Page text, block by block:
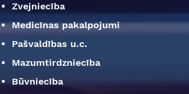
Zvejniecība
Medicīnas pakalpojumi
Pašvaldības u.c.
Mazumtirdzniecība
Būvniecība